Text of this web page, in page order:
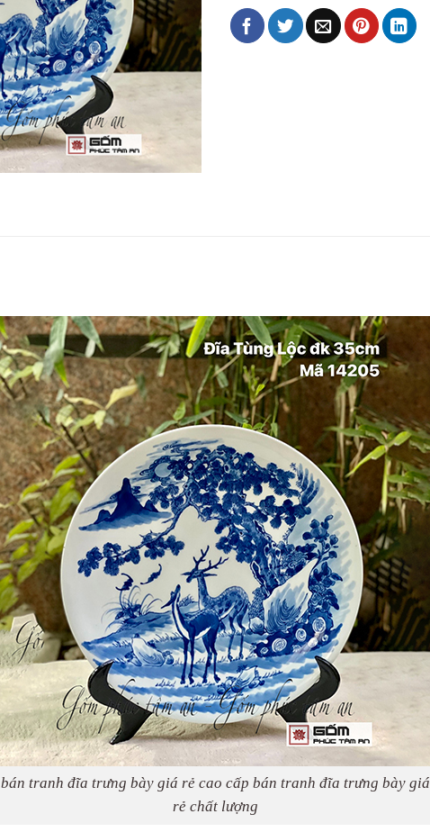
bán tranh đĩa trưng bày giá rẻ cao cấp bán tranh đĩa trưng bày giá
rẻ chất lượng